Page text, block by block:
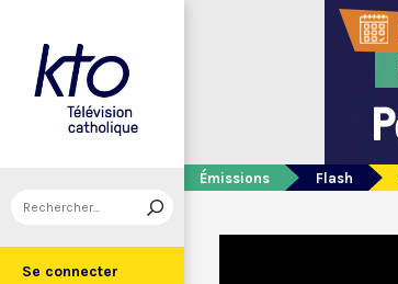
Se connecter
Émissions Flash